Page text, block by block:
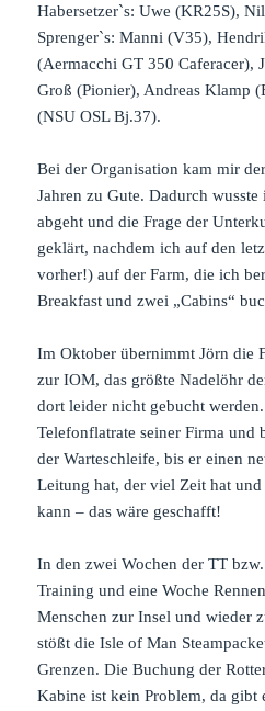
Habersetzer`s: Uwe (KR25S),
Sprenger`s: Manni (V35),
(Aermacchi GT 350 Caferacer),
Groß (Pionier), Andreas Klamp
(NSU OSL Bj.37).
Bei der Organisation kam mir
Jahren zu Gute. Dadurch
abgeht und die Frage der
geklärt, nachdem ich auf den
vorher!) auf der Farm, die ich
Breakfast und zwei „Cabins“
Im Oktober übernimmt Jörn die
zur IOM, das größte Nadelöhr
dort leider nicht gebucht
Telefonflatrate seiner Firma und
der Warteschleife, bis er einen
Leitung hat, der viel Zeit hat
kann – das wäre geschafft!
In den zwei Wochen der TT
Training und eine Woche
Menschen zur Insel und wieder
stößt die Isle of Man
Grenzen. Die Buchung der
Kabine ist kein Problem, da gibt